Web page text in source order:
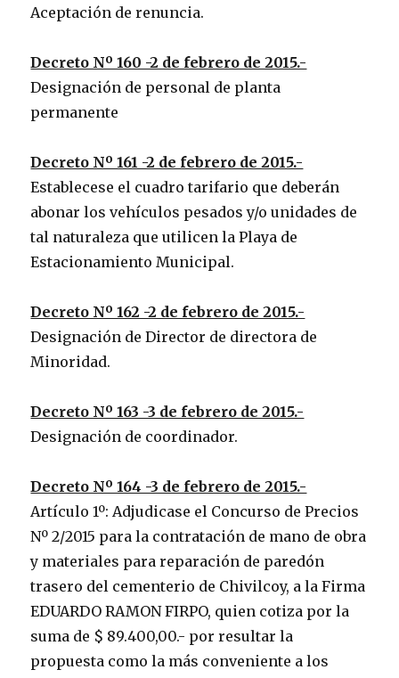
Aceptación de renuncia.
Decreto Nº 160 -2 de febrero de 2015.-
Designación de personal de planta
permanente
Decreto Nº 161 -2 de febrero de 2015.-
Establecese el cuadro tarifario que deberán
abonar los vehículos pesados y/o unidades de
tal naturaleza que utilicen la Playa de
Estacionamiento Municipal.
Decreto Nº 162 -2 de febrero de 2015.-
Designación de Director de directora de
Minoridad.
Decreto Nº 163 -3 de febrero de 2015.-
Designación de coordinador.
Decreto Nº 164 -3 de febrero de 2015.-
Artículo 1º: Adjudicase el Concurso de Precios
Nº 2/2015 para la contratación de mano de obra
y materiales para reparación de paredón
trasero del cementerio de Chivilcoy, a la Firma
EDUARDO RAMON FIRPO, quien cotiza por la
suma de $ 89.400,00.- por resultar la
propuesta como la más conveniente a los